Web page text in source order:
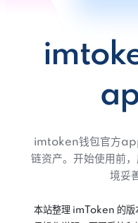
imtoken钱包官方
链资产。开始使用前
境妥
本站整理 imToken 的版